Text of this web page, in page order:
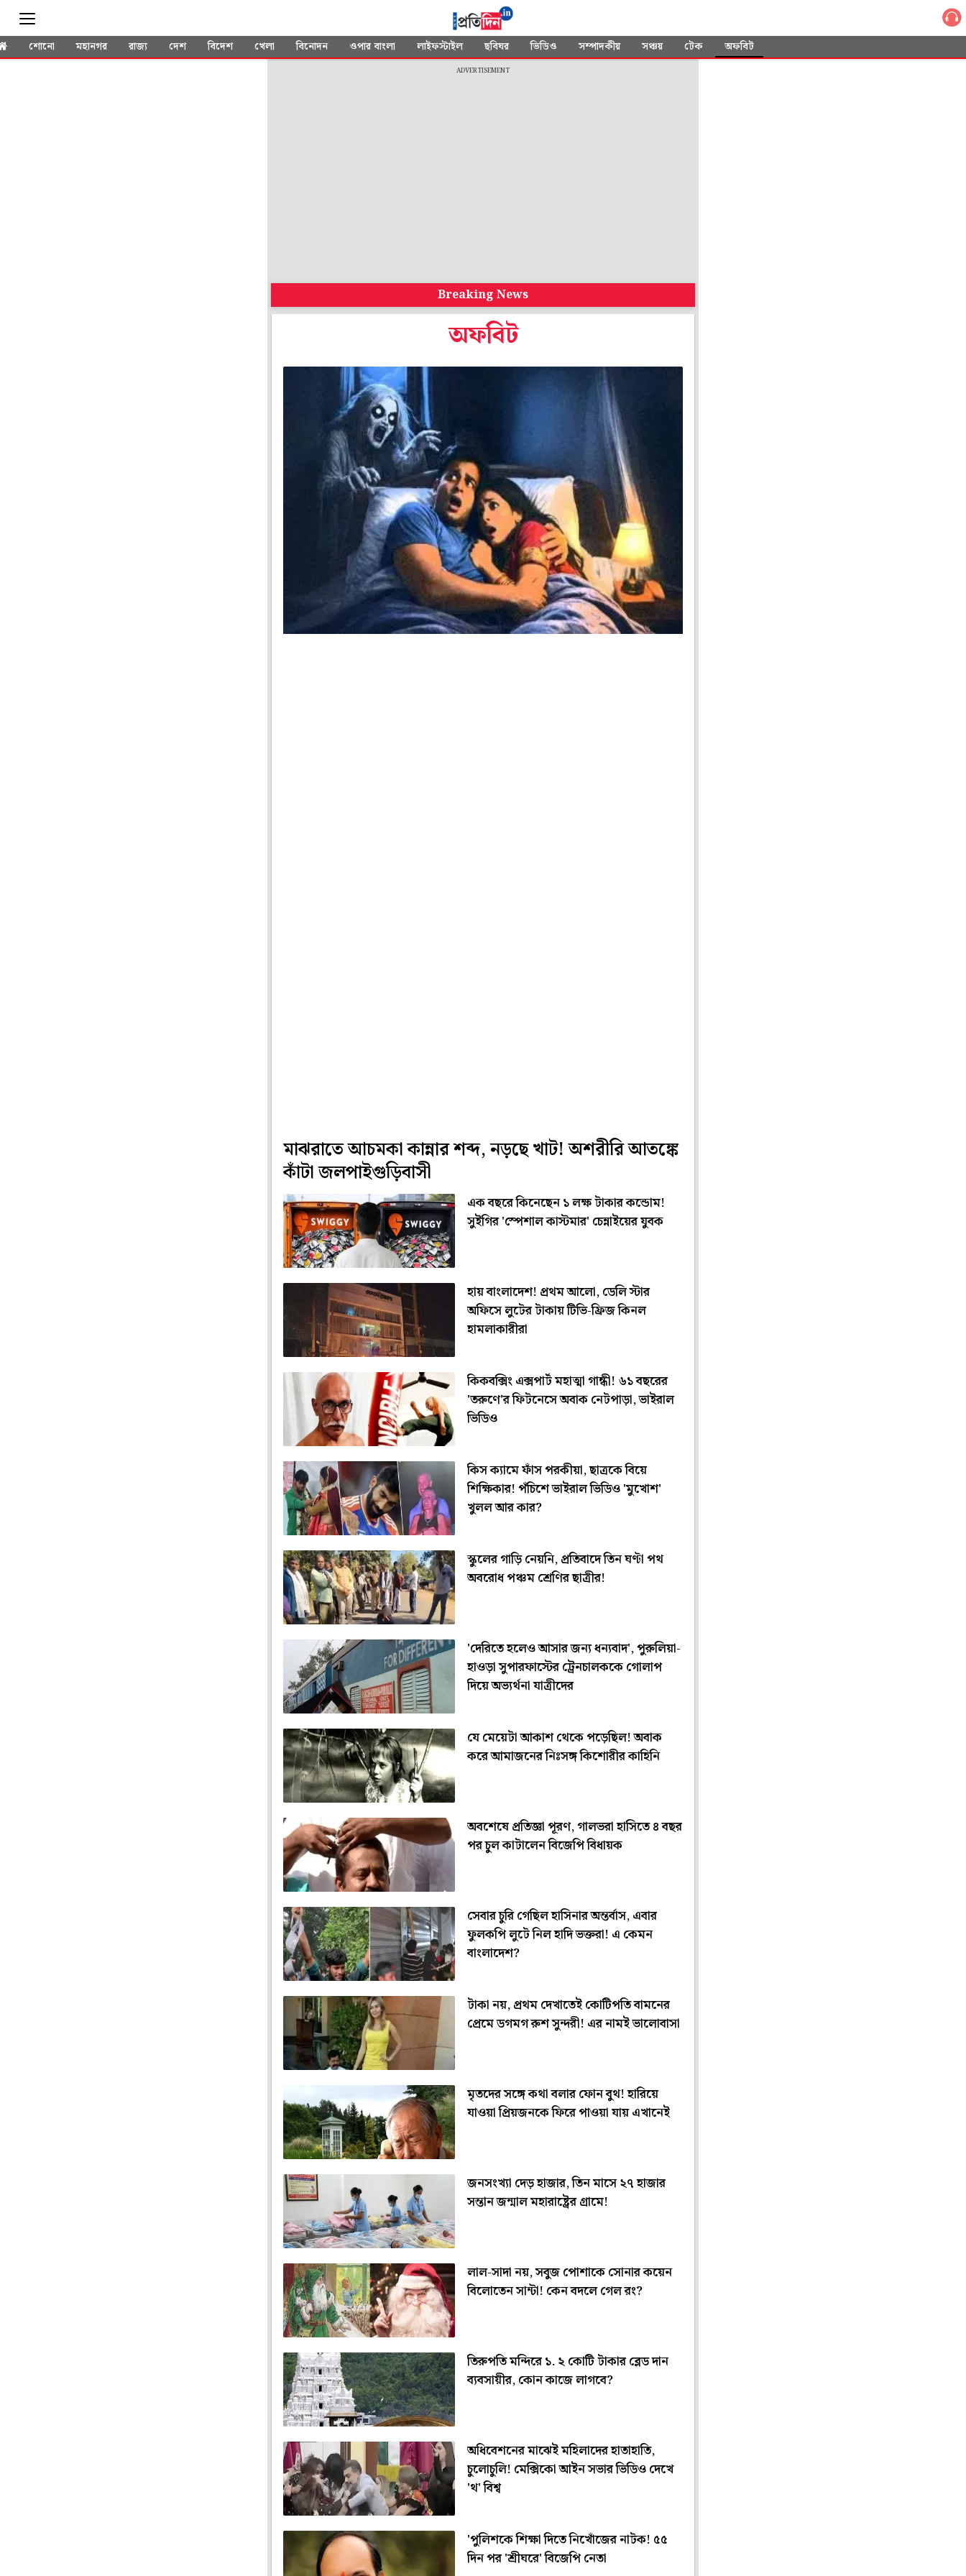
শোনো মহানগর রাজ্য দেশ বিদেশ খেলা বিনোদন ওপার বাংলা লাইফস্টাইল ছবিঘর ভিডিও সম্পাদকীয় সঞ্চয় টেক অফবিট
ADVERTISEMENT
Breaking News
অফবিট
মাঝরাতে আচমকা কান্নার শব্দ, নড়ছে খাট! অশরীরি আতঙ্কে
কাঁটা জলপাইগুড়িবাসী
এক বছরে কিনেছেন ১ লক্ষ টাকার কন্ডোম!
সুইগির 'স্পেশাল কাস্টমার' চেন্নাইয়ের যুবক
হায় বাংলাদেশ! প্রথম আলো, ডেলি স্টার
অফিসে লুটের টাকায় টিভি-ফ্রিজ কিনল
হামলাকারীরা
কিকবক্সিং এক্সপার্ট মহাত্মা গান্ধী! ৬১ বছরের
'তরুণে'র ফিটনেসে অবাক নেটপাড়া, ভাইরাল
ভিডিও
কিস ক্যামে ফাঁস পরকীয়া, ছাত্রকে বিয়ে
শিক্ষিকার! পঁচিশে ভাইরাল ভিডিও 'মুখোশ'
খুলল আর কার?
স্কুলের গাড়ি নেয়নি, প্রতিবাদে তিন ঘণ্টা পথ
অবরোধ পঞ্চম শ্রেণির ছাত্রীর!
'দেরিতে হলেও আসার জন্য ধন্যবাদ', পুরুলিয়া-
হাওড়া সুপারফাস্টের ট্রেনচালককে গোলাপ
দিয়ে অভ্যর্থনা যাত্রীদের
যে মেয়েটা আকাশ থেকে পড়েছিল! অবাক
করে আমাজনের নিঃসঙ্গ কিশোরীর কাহিনি
অবশেষে প্রতিজ্ঞা পূরণ, গালভরা হাসিতে ৪ বছর
পর চুল কাটালেন বিজেপি বিধায়ক
সেবার চুরি গেছিল হাসিনার অন্তর্বাস, এবার
ফুলকপি লুটে নিল হাদি ভক্তরা! এ কেমন
বাংলাদেশ?
টাকা নয়, প্রথম দেখাতেই কোটিপতি বামনের
প্রেমে ডগমগ রুশ সুন্দরী! এর নামই ভালোবাসা
মৃতদের সঙ্গে কথা বলার ফোন বুথ! হারিয়ে
যাওয়া প্রিয়জনকে ফিরে পাওয়া যায় এখানেই
জনসংখ্যা দেড় হাজার, তিন মাসে ২৭ হাজার
সন্তান জন্মাল মহারাষ্ট্রের গ্রামে!
লাল-সাদা নয়, সবুজ পোশাকে সোনার কয়েন
বিলোতেন সান্টা! কেন বদলে গেল রং?
তিরুপতি মন্দিরে ১. ২ কোটি টাকার ব্লেড দান
ব্যবসায়ীর, কোন কাজে লাগবে?
অধিবেশনের মাঝেই মহিলাদের হাতাহাতি,
চুলোচুলি! মেক্সিকো আইন সভার ভিডিও দেখে
'থ' বিশ্ব
'পুলিশকে শিক্ষা দিতে নিখোঁজের নাটক! ৫৫
দিন পর 'শ্রীঘরে' বিজেপি নেতা